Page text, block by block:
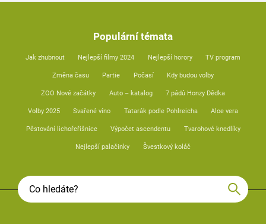
Populární témata
Jak zhubnout Nejlepší filmy 2024 Nejlepší horory TV program
Změna času Partie Počasí Kdy budou volby
ZOO Nové začátky Auto – katalog 7 pádů Honzy Dědka
Volby 2025 Svařené víno Tatarák podle Pohlreicha Aloe vera
Pěstování lichořeřišnice Výpočet ascendentu Tvarohové knedlíky
Nejlepší palačinky Švestkový koláč